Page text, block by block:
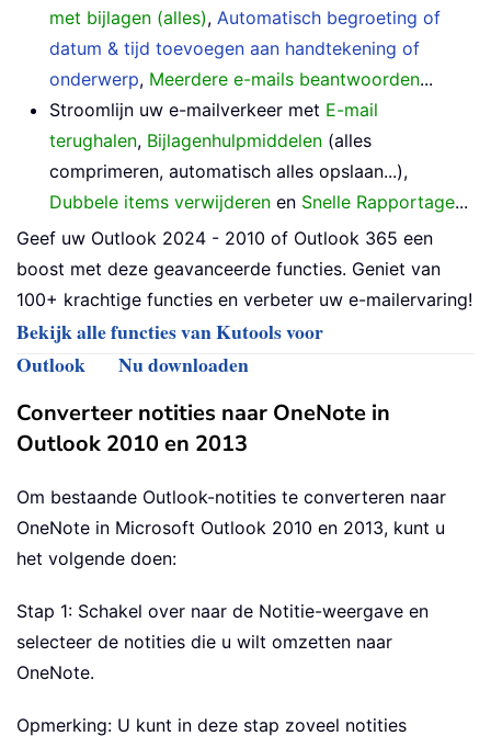
met bijlagen (alles), Automatisch begroeting of
datum & tijd toevoegen aan handtekening of
onderwerp, Meerdere e-mails beantwoorden...
Stroomlijn uw e-mailverkeer met E-mail
terughalen, Bijlagenhulpmiddelen (alles
comprimeren, automatisch alles opslaan...),
Dubbele items verwijderen en Snelle Rapportage...
Geef uw Outlook 2024 - 2010 of Outlook 365 een
boost met deze geavanceerde functies. Geniet van
100+ krachtige functies en verbeter uw e-mailervaring!
Bekijk alle functies van Kutools voor
Outlook
Nu downloaden
Converteer notities naar OneNote in
Outlook 2010 en 2013
Om bestaande Outlook-notities te converteren naar
OneNote in Microsoft Outlook 2010 en 2013, kunt u
het volgende doen:
Stap 1: Schakel over naar de Notitie-weergave en
selecteer de notities die u wilt omzetten naar
OneNote.
Opmerking: U kunt in deze stap zoveel notities